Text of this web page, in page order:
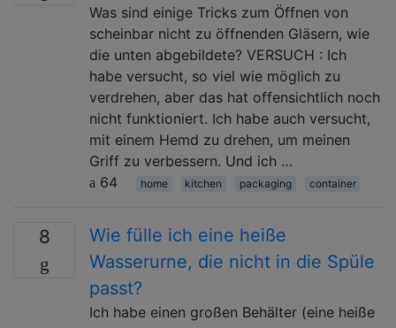
Was sind einige Tricks zum Öffnen von
scheinbar nicht zu öffnenden Gläsern, wie
die unten abgebildete? VERSUCH : Ich
habe versucht, so viel wie möglich zu
verdrehen, aber das hat offensichtlich noch
nicht funktioniert. Ich habe auch versucht,
mit einem Hemd zu drehen, um meinen
Griff zu verbessern. Und ich …
64
home kitchen packaging container
8
Wie fülle ich eine heiße
Wasserurne, die nicht in die Spüle
passt?
Ich habe einen großen Behälter (eine heiße